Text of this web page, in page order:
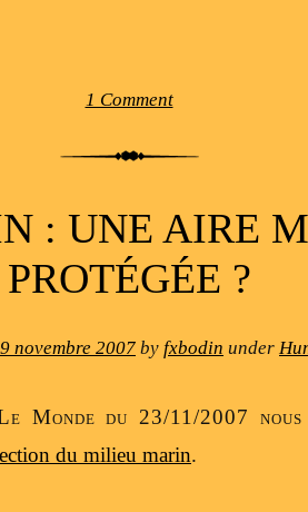
1 Comment
: UNE AIRE
PROTÉGÉE ?
novembre 2007 by fxbodin under
du 23/11/2007 nous
du milieu marin.